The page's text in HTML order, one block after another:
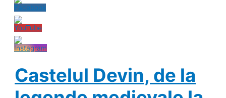
Castelul Devin, de la